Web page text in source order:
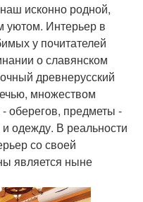
исконно родной,
Интерьер в
у почитателей
о славянском
древнерусский
множеством
оберегов, предметы -
одежду. В реальности
со своей
является ныне